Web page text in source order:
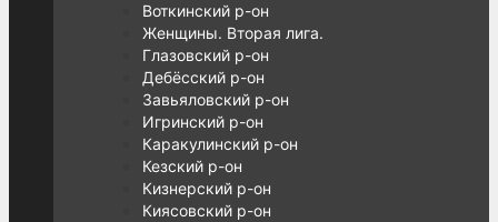
Воткинский р-он
Женщины. Вторая лига.
Глазовский р-он
Дебёсский р-он
Завьяловский р-он
Игринский р-он
Каракулинский р-он
Кезский р-он
Кизнерский р-он
Киясовский р-он